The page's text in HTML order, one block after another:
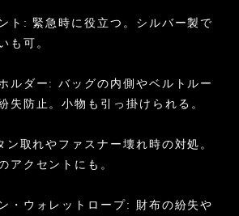
ト: 緊急時に役立つ。シルバー製で
も可。
ルダー: バッグの内側やベルトルー
失防止。小物も引っ掛けられる。
取れやファスナー壊れ時の対処。
アクセントにも。
・ウォレットロープ: 財布の紛失や